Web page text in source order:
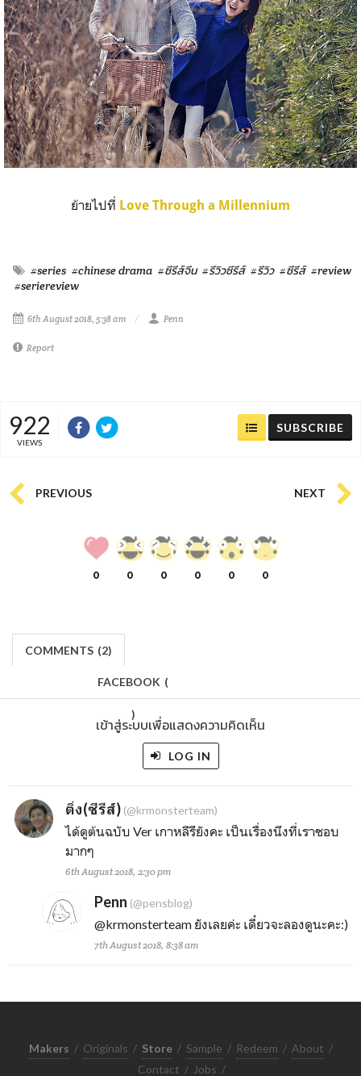
ย้ายไปที่ Love Through a Millennium
#series #chinese drama #ซีรีส์จีน #รีวิวซีรีส์ #รีวิว #ซีรีส์ #review
#seriereview
6th August 2018, 5:38 am Penn
Report
922
VIEWS
SUBSCRIBE
PREVIOUS NEXT
0 0 0 0 0 0
COMMENTS (2)
FACEBOOK (
)
เข้าสู่ระบบเพื่อแสดงความคิดเห็น
LOG IN
ติ่ง(ซีรีส์) (@krmonsterteam)
ได้ดูต้นฉบับ Ver เกาหลีรึยังคะ เป็นเรื่องนึงที่เราชอบ
มากๆ
6th August 2018, 2:30 pm
Penn (@pensblog)
@krmonsterteamยังเลยค่ะ เดี๋ยวจะลองดูนะคะ:)
7th August 2018, 8:38 am
Makers / Originals / Store / Sample / Redeem / About /
Contact / Jobs /